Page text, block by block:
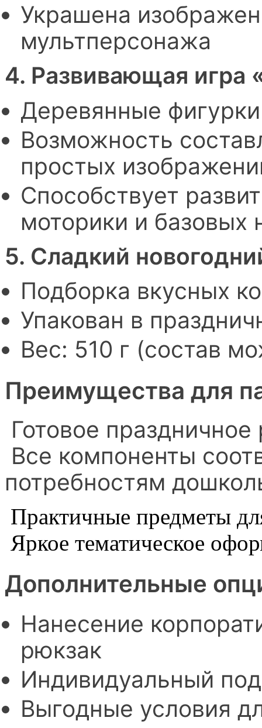
Украшена
мультперсонажа
4. Развивающая игра
Деревянные
Возможность
простых
Способствует
моторики и базовых
5. Сладкий
Подборка вкусных
Упакован в
Вес: 510 г (состав
Преимущества для
Готовое
Все компоненты
потребностям
Практичные предметы
Яркое тематическое
Дополнительные
Нанесение
рюкзак
Индивидуальный
Выгодные условия